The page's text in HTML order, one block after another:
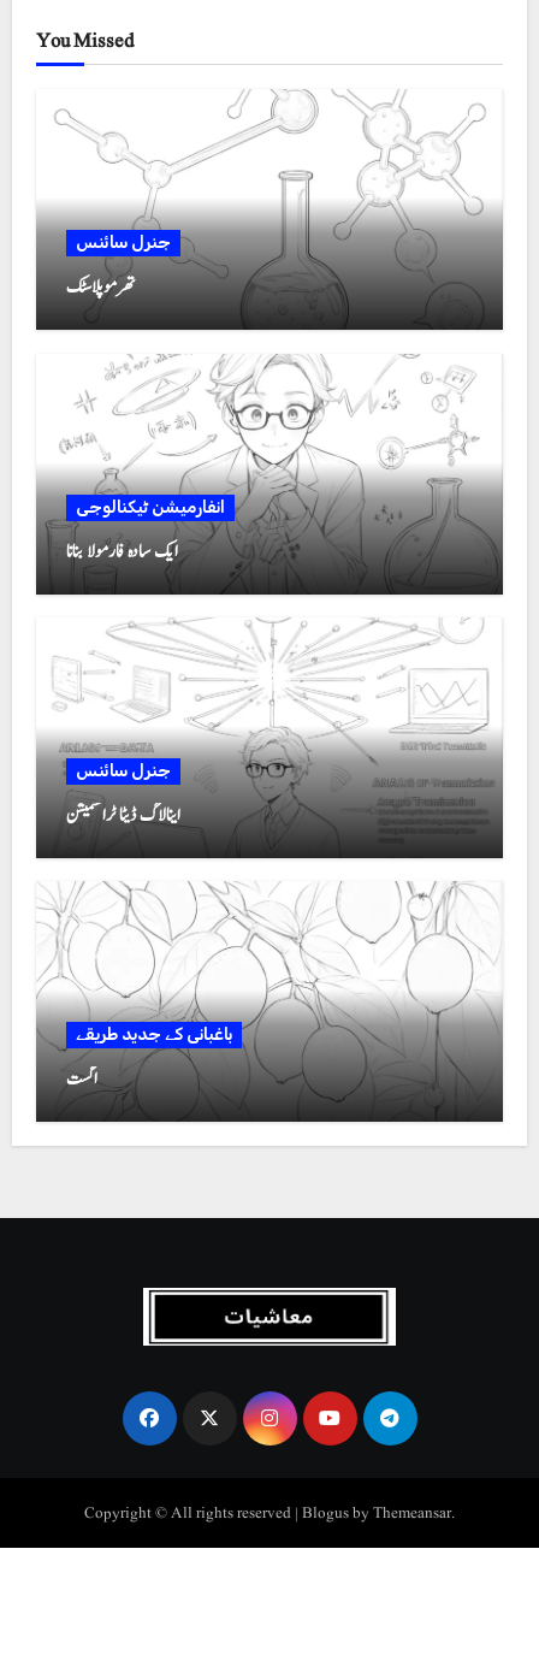
You Missed
جنرل سائنس
تھرموپلاسٹک
انفارمیشن ٹیکنالوجی
ایک سادہ فارمولا بنانا
جنرل سائنس
اینالاگ ڈیٹا ٹرانسمیشن
باغبانی کے جدید طریقے
اگست
Copyright © All rights reserved |BlogusbyThemeansar.